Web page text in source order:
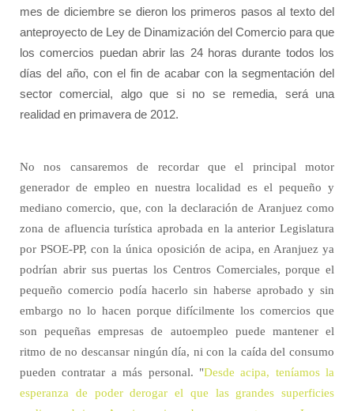
mes de diciembre se dieron los primeros pasos al texto del
anteproyecto de Ley de Dinamización del Comercio para que
los comercios puedan abrir las 24 horas durante todos los
días del año, con el fin de acabar con la segmentación del
sector comercial, algo que si no se remedia, será una
realidad en primavera de 2012.
No nos cansaremos de recordar que el principal motor
generador de empleo en nuestra localidad es el pequeño y
mediano comercio, que, con la declaración de Aranjuez como
zona de afluencia turística aprobada en la anterior Legislatura
por PSOE-PP, con la única oposición de acipa, en Aranjuez ya
podrían abrir sus puertas los Centros Comerciales, porque el
pequeño comercio podía hacerlo sin haberse aprobado y sin
embargo no lo hacen porque difícilmente los comercios que
son pequeñas empresas de autoempleo puede mantener el
ritmo de no descansar ningún día, ni con la caída del consumo
pueden contratar a más personal. "Desde acipa, teníamos la
esperanza de poder derogar el que las grandes superficies